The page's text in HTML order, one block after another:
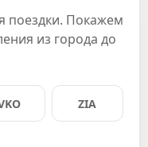
поездки. Покажем
из города до
ZIA